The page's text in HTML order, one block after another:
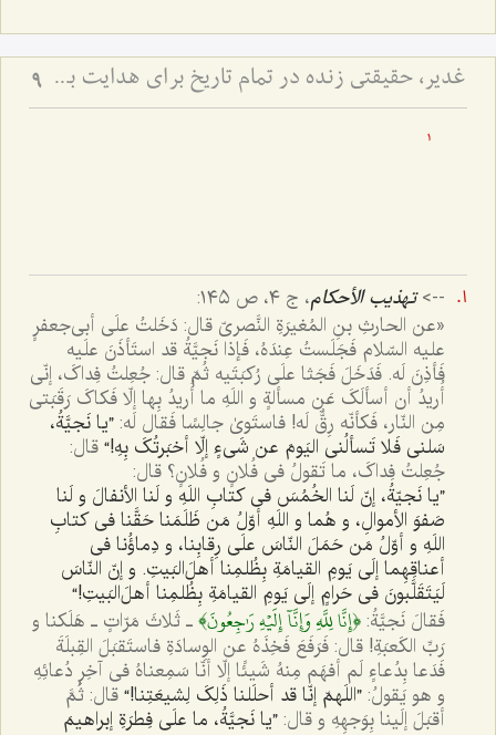
غدیر، حقیقتی زنده در تمام تاریخ برای هدایت بشر - توضیحی در رابطه با حدیث عشیره 9
1
-->تهذیب الأحکام، ج ٤، ص ١٤٥:
«عن الحارثِ بنِ المُغیرَةِ النَّصریّ قال: دَخَلتُ علَی أبی‌جعفرٍ
علیه السّلام فَجَلَستُ عِندَهُ، فَإذا نَجیَّةُ قد استَأذَنَ علَیه
فَأذِنَ لَه. فَدَخَلَ فَجَثا علَی رُکبَتَیه ثُمّ قال: جُعِلتُ فِداکَ، إنّی
أُریدُ أن أسألَکَ عَن مسألةٍ و اللَهِ ما أُریدُ بِها إلّا فَکاکَ رَقَبَتی
مِن النّار، فَکأنّه رِقٌّ لَه! فاستَویٰ جالِسًا فَقال لَه:”یا نَجیَّةُ،
سَلنی فَلا تَسألُنی الیَومَ عن شَیءٍ إلّا أخبَرتُکَ بِهِ!“قال:
جُعِلتُ فِداکَ، ما تَقولُ فی فُلانٍ و فُلانٍ؟ قال:
”یا نَجیّةُ، إنّ لَنا الخُمُسَ فی کتابِ اللَهِ و لَنا الأنفالَ و لَنا
صَفوَ الأموالِ، و هُما و اللَهِ أوّلُ مَن ظَلَمَنا حَقَّنا فی کتابِ
اللَهِ و أوّلُ مَن حَمَلَ النّاسَ علَی رِقابِنا، و دِماؤُنا فی
أعناقِهِما إلَی یَومِ القیامَةِ بِظُلمِنا أهلَ‌البَیتِ. و إنّ النّاسَ
لَیَتَقَلَّبونَ فی حَرامٍ إلَی یَومِ القیامَةِ بِظُلمِنا أهلَ‌البَیتِ!“
فَقالَ نَجیَّةُ:﴿إِنَّا لِلَّهِ وَإِنَّآ إِلَيۡهِ رَٰجِعُونَ﴾ـ ثَلاثَ مَرّاتٍ ـ هَلَکنا و
رَبِّ الکَعبَةِ! قال: فَرَفَعَ فَخِذَهُ عن الوِسادَةِ فاستَقبَلَ القِبلَةَ
فَدَعا بِدُعاءٍ لَم أفهَم مِنهُ شَیئًا إلّا أنّا سَمِعناهُ فی آخِرِ دُعائِهِ
و هو یَقولُ:”اللَهمّ إنّا قد أحلَلنا ذَلِکَ لِشیعَتِنا!“قال: ثُمَّ
أقبَلَ إلَینا بِوَجهِهِ و قال:”یا نَجیَّةُ، ما علَی فِطرَةِ إبراهیمَ